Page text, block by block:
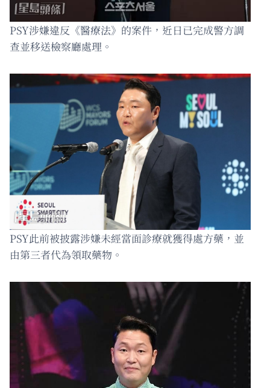
PSY涉嫌違反《醫療法》的案件，近日已完成警方調
查並移送檢察廳處理。
PSY此前被披露涉嫌未經當面診療就獲得處方藥，並
由第三者代為領取藥物。